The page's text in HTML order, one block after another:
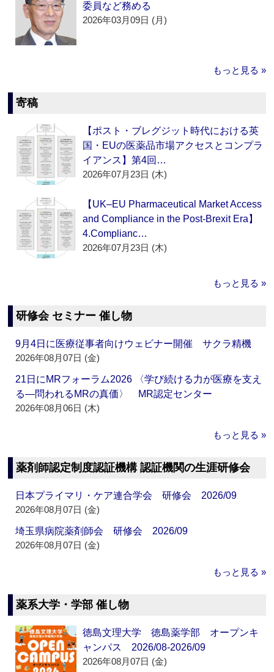
委員など務める
2026年03月09日 (月)
もっと見る »
寄稿
【ポスト・ブレグジット時代における英
国・EUの医薬品市場アクセスとコンプラ
イアンス】第4回…
2026年07月23日 (木)
【UK–EU Pharmaceutical Market Access
and Compliance in the Post-Brexit Era】
4.Complianc…
2026年07月23日 (木)
もっと見る »
研修会 セミナー 催し物
9月4日に医療従事者向けウェビナー開催 サクラ精機
2026年08月07日 (金)
21日にMRフォーラム2026 〈学び続ける力が医療を支え
る―問われるMRの真価〉 MR認定センター
2026年08月06日 (木)
もっと見る »
薬剤師認定制度認証機構 認証機関の生涯研修会
日本プライマリ・ケア連合学会 研修会 2026/09
2026年08月07日 (金)
埼玉県病院薬剤師会 研修会 2026/09
2026年08月07日 (金)
もっと見る »
薬系大学・学部 催し物
徳島文理大学 徳島薬学部 オープンキ
ャンパス 2026/08-2026/09
2026年08月07日 (金)